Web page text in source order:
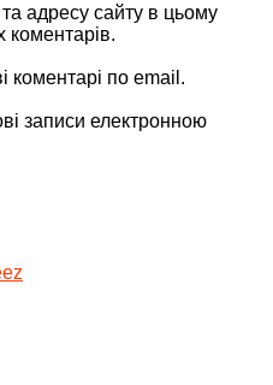
адресу сайту в цьому
коментарів.
коментарі по email.
записи електронною